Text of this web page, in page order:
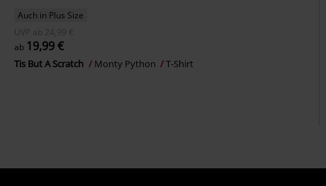
Auch in Plus Size
UVP
ab 24,99 €
ab 19,99 €
Tis But A Scratch Monty Python T-Shirt